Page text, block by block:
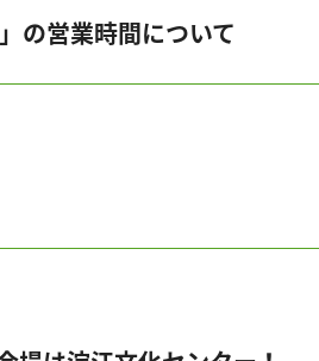
の営業時間について